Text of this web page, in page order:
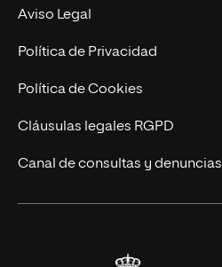
Experto Universitario
Postgrados
Cursos Universitarios
Nuestro Equipo
Trabaja en UNIR
Actualidad
UNIR Revista
Eventos
Aviso Legal
Política de Privacidad
Política de Cookies
Cláusulas legales RGPD
Canal de consultas y denuncias